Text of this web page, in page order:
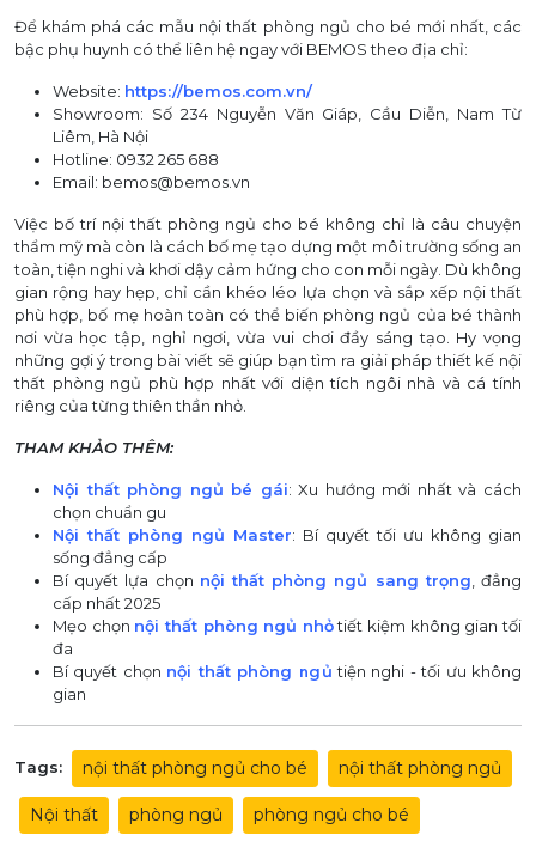
Để khám phá các mẫu nội thất phòng ngủ cho bé mới nhất, các
bậc phụ huynh có thể liên hệ ngay với BEMOS theo địa chỉ:
Website: https://bemos.com.vn/
Showroom: Số 234 Nguyễn Văn Giáp, Cầu Diễn, Nam Từ
Liêm, Hà Nội
Hotline: 0932 265 688
Email: bemos@bemos.vn
Việc bố trí nội thất phòng ngủ cho bé không chỉ là câu chuyện
thẩm mỹ mà còn là cách bố mẹ tạo dựng một môi trường sống an
toàn, tiện nghi và khơi dậy cảm hứng cho con mỗi ngày. Dù không
gian rộng hay hẹp, chỉ cần khéo léo lựa chọn và sắp xếp nội thất
phù hợp, bố mẹ hoàn toàn có thể biến phòng ngủ của bé thành
nơi vừa học tập, nghỉ ngơi, vừa vui chơi đầy sáng tạo. Hy vọng
những gợi ý trong bài viết sẽ giúp bạn tìm ra giải pháp thiết kế nội
thất phòng ngủ phù hợp nhất với diện tích ngôi nhà và cá tính
riêng của từng thiên thần nhỏ.
THAM KHẢO THÊM:
Nội thất phòng ngủ bé gái: Xu hướng mới nhất và cách
chọn chuẩn gu
Nội thất phòng ngủ Master: Bí quyết tối ưu không gian
sống đẳng cấp
Bí quyết lựa chọn nội thất phòng ngủ sang trọng, đẳng
cấp nhất 2025
Mẹo chọn nội thất phòng ngủ nhỏtiết kiệm không gian tối
đa
Bí quyết chọn nội thất phòng ngủ tiện nghi - tối ưu không
gian
Tags: nội thất phòng ngủ cho bé nội thất phòng ngủ
Nội thất phòng ngủ phòng ngủ cho bé